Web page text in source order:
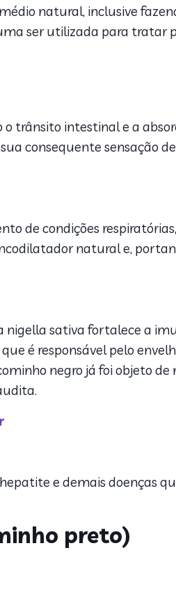
natural, inclusive
ser utilizada para tratar
trânsito intestinal e a
consequente sensação
de condições
natural e,
sativa fortalece a
é responsável pelo
negro já foi objeto
e demais doenças
preto)